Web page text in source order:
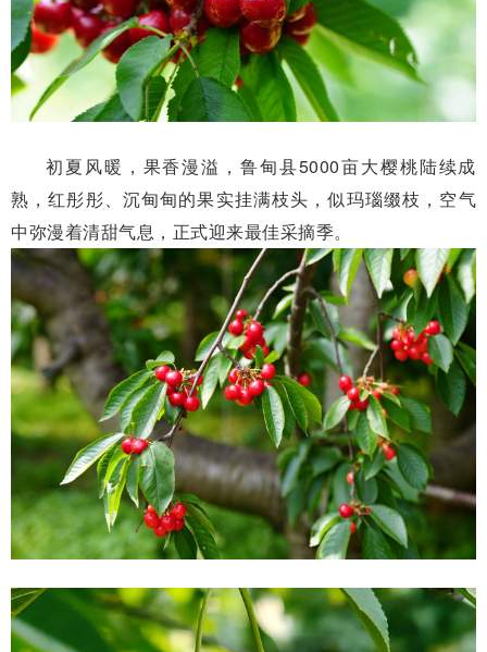
初夏风暖，果香漫溢，鲁甸县5000亩大樱桃陆续成
熟，红彤彤、沉甸甸的果实挂满枝头，似玛瑙缀枝，空气
中弥漫着清甜气息，正式迎来最佳采摘季。